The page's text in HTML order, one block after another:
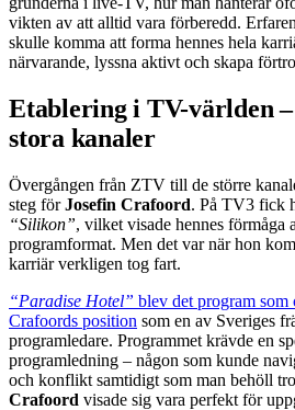
vikten av att alltid vara förberedd.
skulle komma att forma hennes hela
närvarande, lyssna aktivt och skapa
Etablering i TV-världen
stora kanaler
Övergången från ZTV till de större
steg förJosefin Crafoord. På TV3 fick
“Silikon”, vilket visade hennes förmåga
programformat. Men det var när hon
karriär verkligen tog fart.
“Paradise Hotel” blev det program som
Crafoords position som en av Sveriges
programledare. Programmet krävde en
programledning – någon som kunde
och konflikt samtidigt som man behöll
Crafoord visade sig vara perfekt för